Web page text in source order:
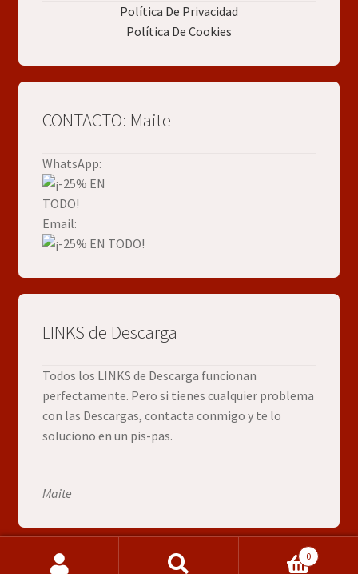
Política De Privacidad
Política De Cookies
CONTACTO: Maite
WhatsApp:
Email:
LINKS de Descarga
Todos los LINKS de Descarga funcionan
perfectamente. Pero si tienes cualquier problema
con las Descargas, contacta conmigo y te lo
soluciono en un pis-pas.
Maite
0